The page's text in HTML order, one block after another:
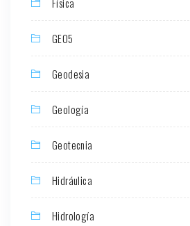
GEO5
Geodesia
Geología
Geotecnia
Hidráulica
Hidrología